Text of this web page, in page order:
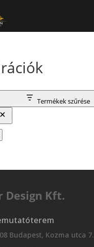
Termékek szűrése
Design Kft.
Budapest, Kozma utca 7.